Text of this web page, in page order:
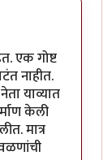
एक गोष्ट
नाहीत.
याव्यात
केली
मात्र